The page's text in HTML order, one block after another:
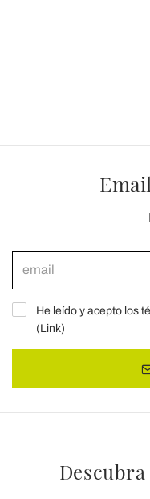
He leído y acepto los
(Link)